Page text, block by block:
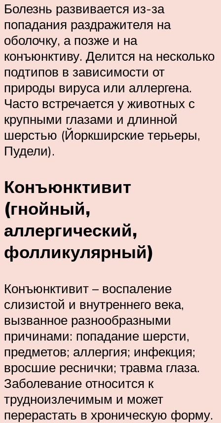
Болезнь развивается из-за
попадания раздражителя на
оболочку, а позже и на
конъюнктиву. Делится на несколько
подтипов в зависимости от
природы вируса или аллергена.
Часто встречается у животных с
крупными глазами и длинной
шерстью (Йоркширские терьеры,
Пудели).
Конъюнктивит
(гнойный,
аллергический,
фолликулярный)
Конъюнктивит – воспаление
слизистой и внутреннего века,
вызванное разнообразными
причинами: попадание шерсти,
предметов; аллергия; инфекция;
вросшие реснички; травма глаза.
Заболевание относится к
трудноизлечимым и может
перерастать в хроническую форму.